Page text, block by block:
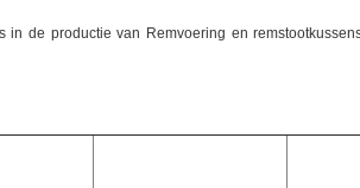
de productie van Remvoering en